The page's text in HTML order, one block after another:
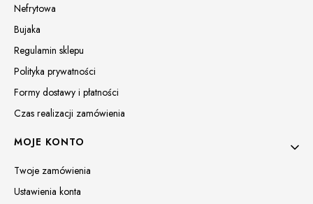
Nefrytowa
Bujaka
Regulamin sklepu
Polityka prywatności
Formy dostawy i płatności
Czas realizacji zamówienia
MOJE KONTO
Twoje zamówienia
Ustawienia konta